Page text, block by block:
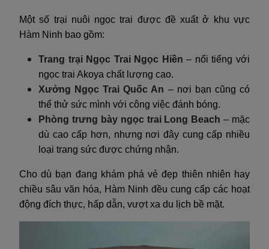
Một số trại nuôi ngọc trai được đề xuất ở khu vực
Hàm Ninh bao gồm:
Trang trại Ngọc Trai Ngọc Hiền– nổi tiếng với
ngọc trai Akoya chất lượng cao.
Xưởng Ngọc Trai Quốc An – nơi bạn cũng có
thể thử sức mình với công việc đánh bóng.
Phòng trưng bày ngọc trai Long Beach– mặc
dù cao cấp hơn, nhưng nơi đây cung cấp nhiều
loại trang sức được chứng nhận.
Cho dù bạn đang khám phá vẻ đẹp thiên nhiên hay
chiều sâu văn hóa, Hàm Ninh đều cung cấp các hoạt
động đích thực, hấp dẫn, vượt xa du lịch bề mặt.